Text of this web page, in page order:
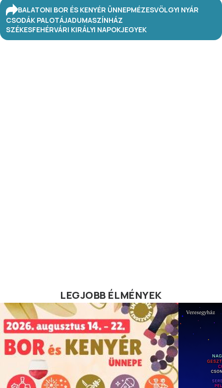
BALATONI BOR ÉS KENYÉR ÜNNEPMÉZESVÖLGYI NYÁR
CSODÁK PALOTÁJADUMASZÍNHÁZ
SZÉKESFEHÉRVÁRI KIRÁLYI NAPOKJEGYEK
LEGJOBB ÉLMÉNYEK